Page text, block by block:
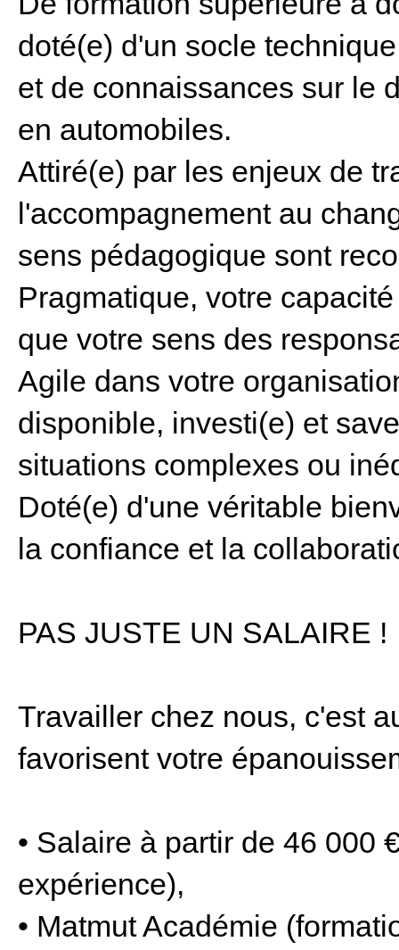
doté(e) d'un socle
et de connaissances sur le
en automobiles.
Attiré(e) par les enjeux de
l'accompagnement au
sens pédagogique sont
Pragmatique, votre
que votre sens des
Agile dans votre
disponible, investi(e) et
situations complexes ou
Doté(e) d'une véritable
la confiance et la
PAS JUSTE UN SALAIRE !
Travailler chez nous, c'est
favorisent votre
• Salaire à partir de 46 000
expérience),
• Matmut Académie